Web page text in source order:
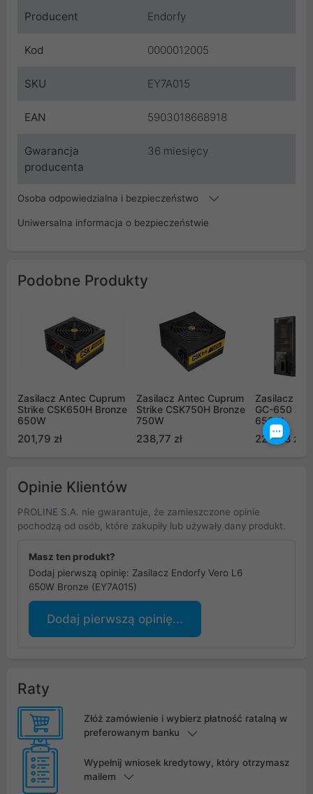
Producent Endorfy
Kod 0000012005
SKU EY7A015
EAN 5903018668918
Gwarancja
producenta
36 miesięcy
Osoba odpowiedzialna i bezpieczeństwo
Uniwersalna informacja o bezpieczeństwie
Podobne Produkty
Zasilacz Antec Cuprum
Strike CSK650H Bronze
650W
201,79 zł
Zasilacz Antec Cuprum
Strike CSK750H Bronze
750W
238,77 zł
Zasilacz
GC-650
650W
220,08 zł
Opinie Klientów
PROLINE S.A. nie gwarantuje, że zamieszczone opinie
pochodzą od osób, które zakupiły lub używały dany produkt.
Masz ten produkt?
Dodaj pierwszą opinię: Zasilacz Endorfy Vero L6
650W Bronze (EY7A015)
Dodaj pierwszą opinię...
Raty
Złóż zamówienie i wybierz płatność ratalną w
preferowanym banku
Wypełnij wniosek kredytowy, który otrzymasz
mailem